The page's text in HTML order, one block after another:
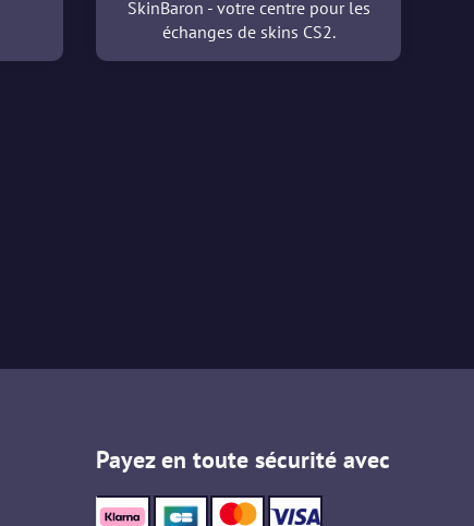
SkinBaron - votre centre pour les
échanges de skins CS2.
Payez en toute sécurité avec